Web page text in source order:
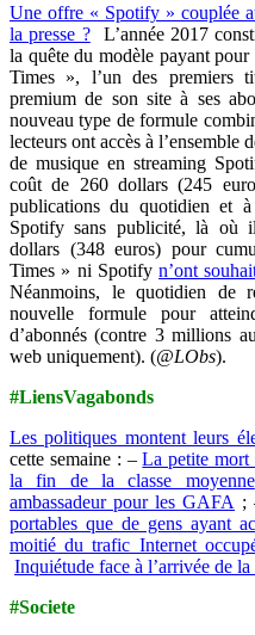
Une offre « Spotify » couplée
la presse ?L’année 2017
la quête du modèle payant
Times », l’un des premiers
premium de son site à ses
nouveau type de formule
lecteurs ont accès à l’ensemble
de musique en streaming
coût de 260 dollars (245
publications du quotidien et
Spotify sans publicité, là où
dollars (348 euros) pour
Times » ni Spotifyn’ont
Néanmoins, le quotidien de
nouvelle formule pour
d’abonnés (contre 3 millions
web uniquement). (@LObs).
#LiensVagabonds
Les politiques montent leurs
cette semaine : –La petite mort
la fin de la classe moyenne
ambassadeur pour les GAFA ;
portables que de gens ayant
moitié du trafic Internet
Inquiétude face à l’arrivée de
#Societe